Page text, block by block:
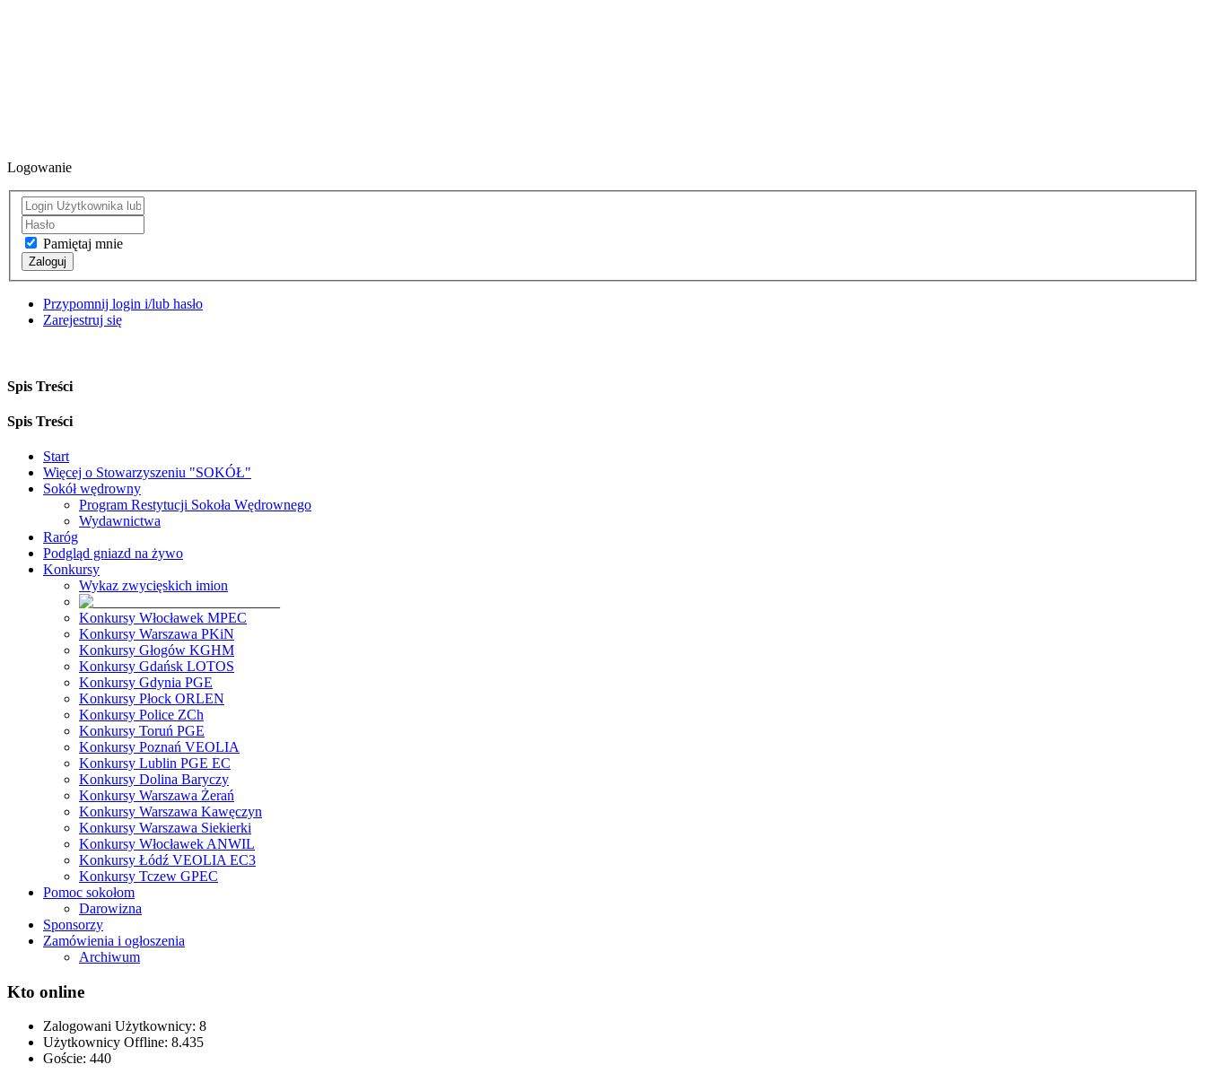
Logowanie
Pamiętaj mnie
Zaloguj
Przypomnij login i/lub hasło
Zarejestruj się
Spis Treści
Spis Treści
Start
Więcej o Stowarzyszeniu "SOKÓŁ"
Sokół wędrowny
Program Restytucji Sokoła Wędrownego
Wydawnictwa
Raróg
Podgląd gniazd na żywo
Konkursy
Wykaz zwycięskich imion
Konkursy Włocławek MPEC
Konkursy Warszawa PKiN
Konkursy Głogów KGHM
Konkursy Gdańsk LOTOS
Konkursy Gdynia PGE
Konkursy Płock ORLEN
Konkursy Police ZCh
Konkursy Toruń PGE
Konkursy Poznań VEOLIA
Konkursy Lublin PGE EC
Konkursy Dolina Baryczy
Konkursy Warszawa Żerań
Konkursy Warszawa Kawęczyn
Konkursy Warszawa Siekierki
Konkursy Włocławek ANWIL
Konkursy Łódź VEOLIA EC3
Konkursy Tczew GPEC
Pomoc sokołom
Darowizna
Sponsorzy
Zamówienia i ogłoszenia
Archiwum
Kto online
Zalogowani Użytkownicy: 8
Użytkownicy Offline: 8.435
Goście: 440